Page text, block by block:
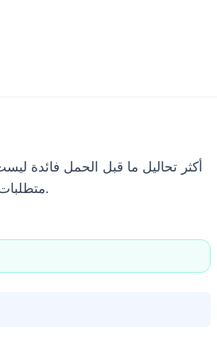
أكثر تحاليل ما قبل الحمل فائدة
متطلبات المشيمة والغدة الدرقية وتطور الجنين المبكر أكثر من تقويم موعدك.